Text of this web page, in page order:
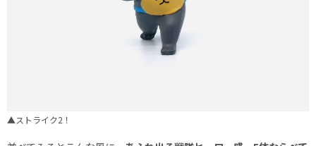
▲ストライク2！